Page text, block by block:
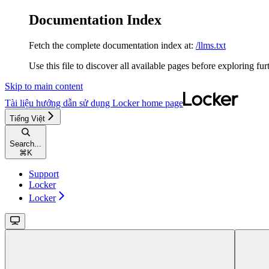
Documentation Index
Fetch the complete documentation index at: /llms.txt
Use this file to discover all available pages before exploring
Skip to main content
Tài liệu hướng dẫn sử dụng Lockerhome page
Tiếng Việt
Search...
⌘ K
Support
Locker
Locker